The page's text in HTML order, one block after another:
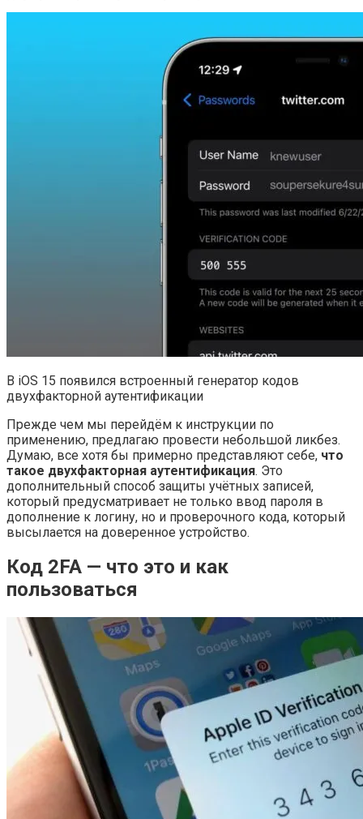
В iOS 15 появился встроенный генератор кодов
двухфакторной аутентификации
Прежде чем мы перейдём к инструкции по
применению, предлагаю провести небольшой ликбез.
Думаю, все хотя бы примерно представляют себе, что
такое двухфакторная аутентификация. Это
дополнительный способ защиты учётных записей,
который предусматривает не только ввод пароля в
дополнение к логину, но и проверочного кода, который
высылается на доверенное устройство.
Код 2FA — что это и как
пользоваться